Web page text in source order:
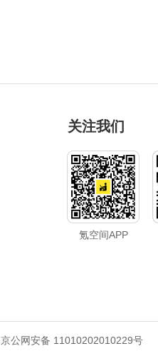
关注我们
氪空间APP
京公网安备 11010202010229号